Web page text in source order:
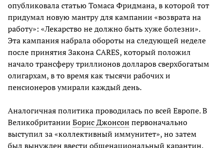
опубликовала статью Томаса Фридмана, в которой тот
придумал новую мантру для кампании «возврата на
работу»: «Лекарство не должно быть хуже болезни».
Эта кампания набрала обороты на следующей неделе
после принятия Закона CARES, который положил
начало трансферу триллионов долларов сверхбогатым
олигархам, в то время как тысячи рабочих и
пенсионеров умирали каждый день.
Аналогичная политика проводилась по всей Европе. В
Великобритании Борис Джонсон первоначально
выступил за «коллективный иммунитет», но затем
был вынужден ввести общенациональный карантин.